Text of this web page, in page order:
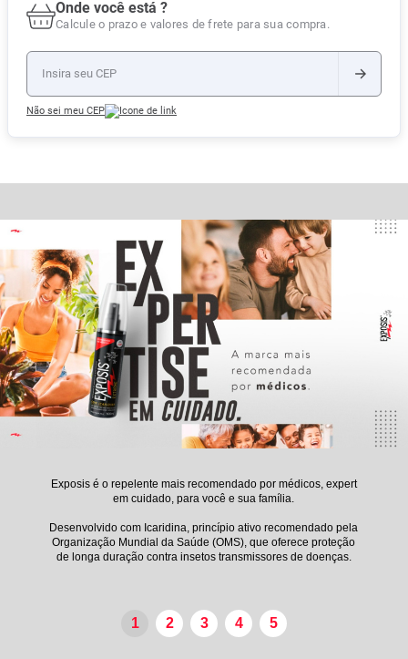
Onde você está ?
Calcule o prazo e valores de frete para sua compra.
Não sei meu CEP